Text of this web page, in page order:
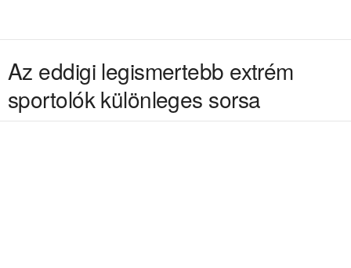
Az eddigi legismertebb extrém
sportolók különleges sorsa